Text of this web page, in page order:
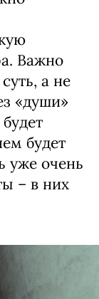
Важно
а не
«души»
будет
уже очень
– в них